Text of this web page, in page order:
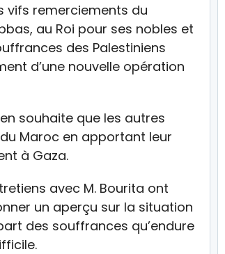
vifs remerciements du
au Roi pour ses nobles et
des Palestiniens
d’une nouvelle opération
souhaite que les autres
Maroc en apportant leur
à Gaza.
avec M. Bourita ont
un aperçu sur la situation
des souffrances qu’endure